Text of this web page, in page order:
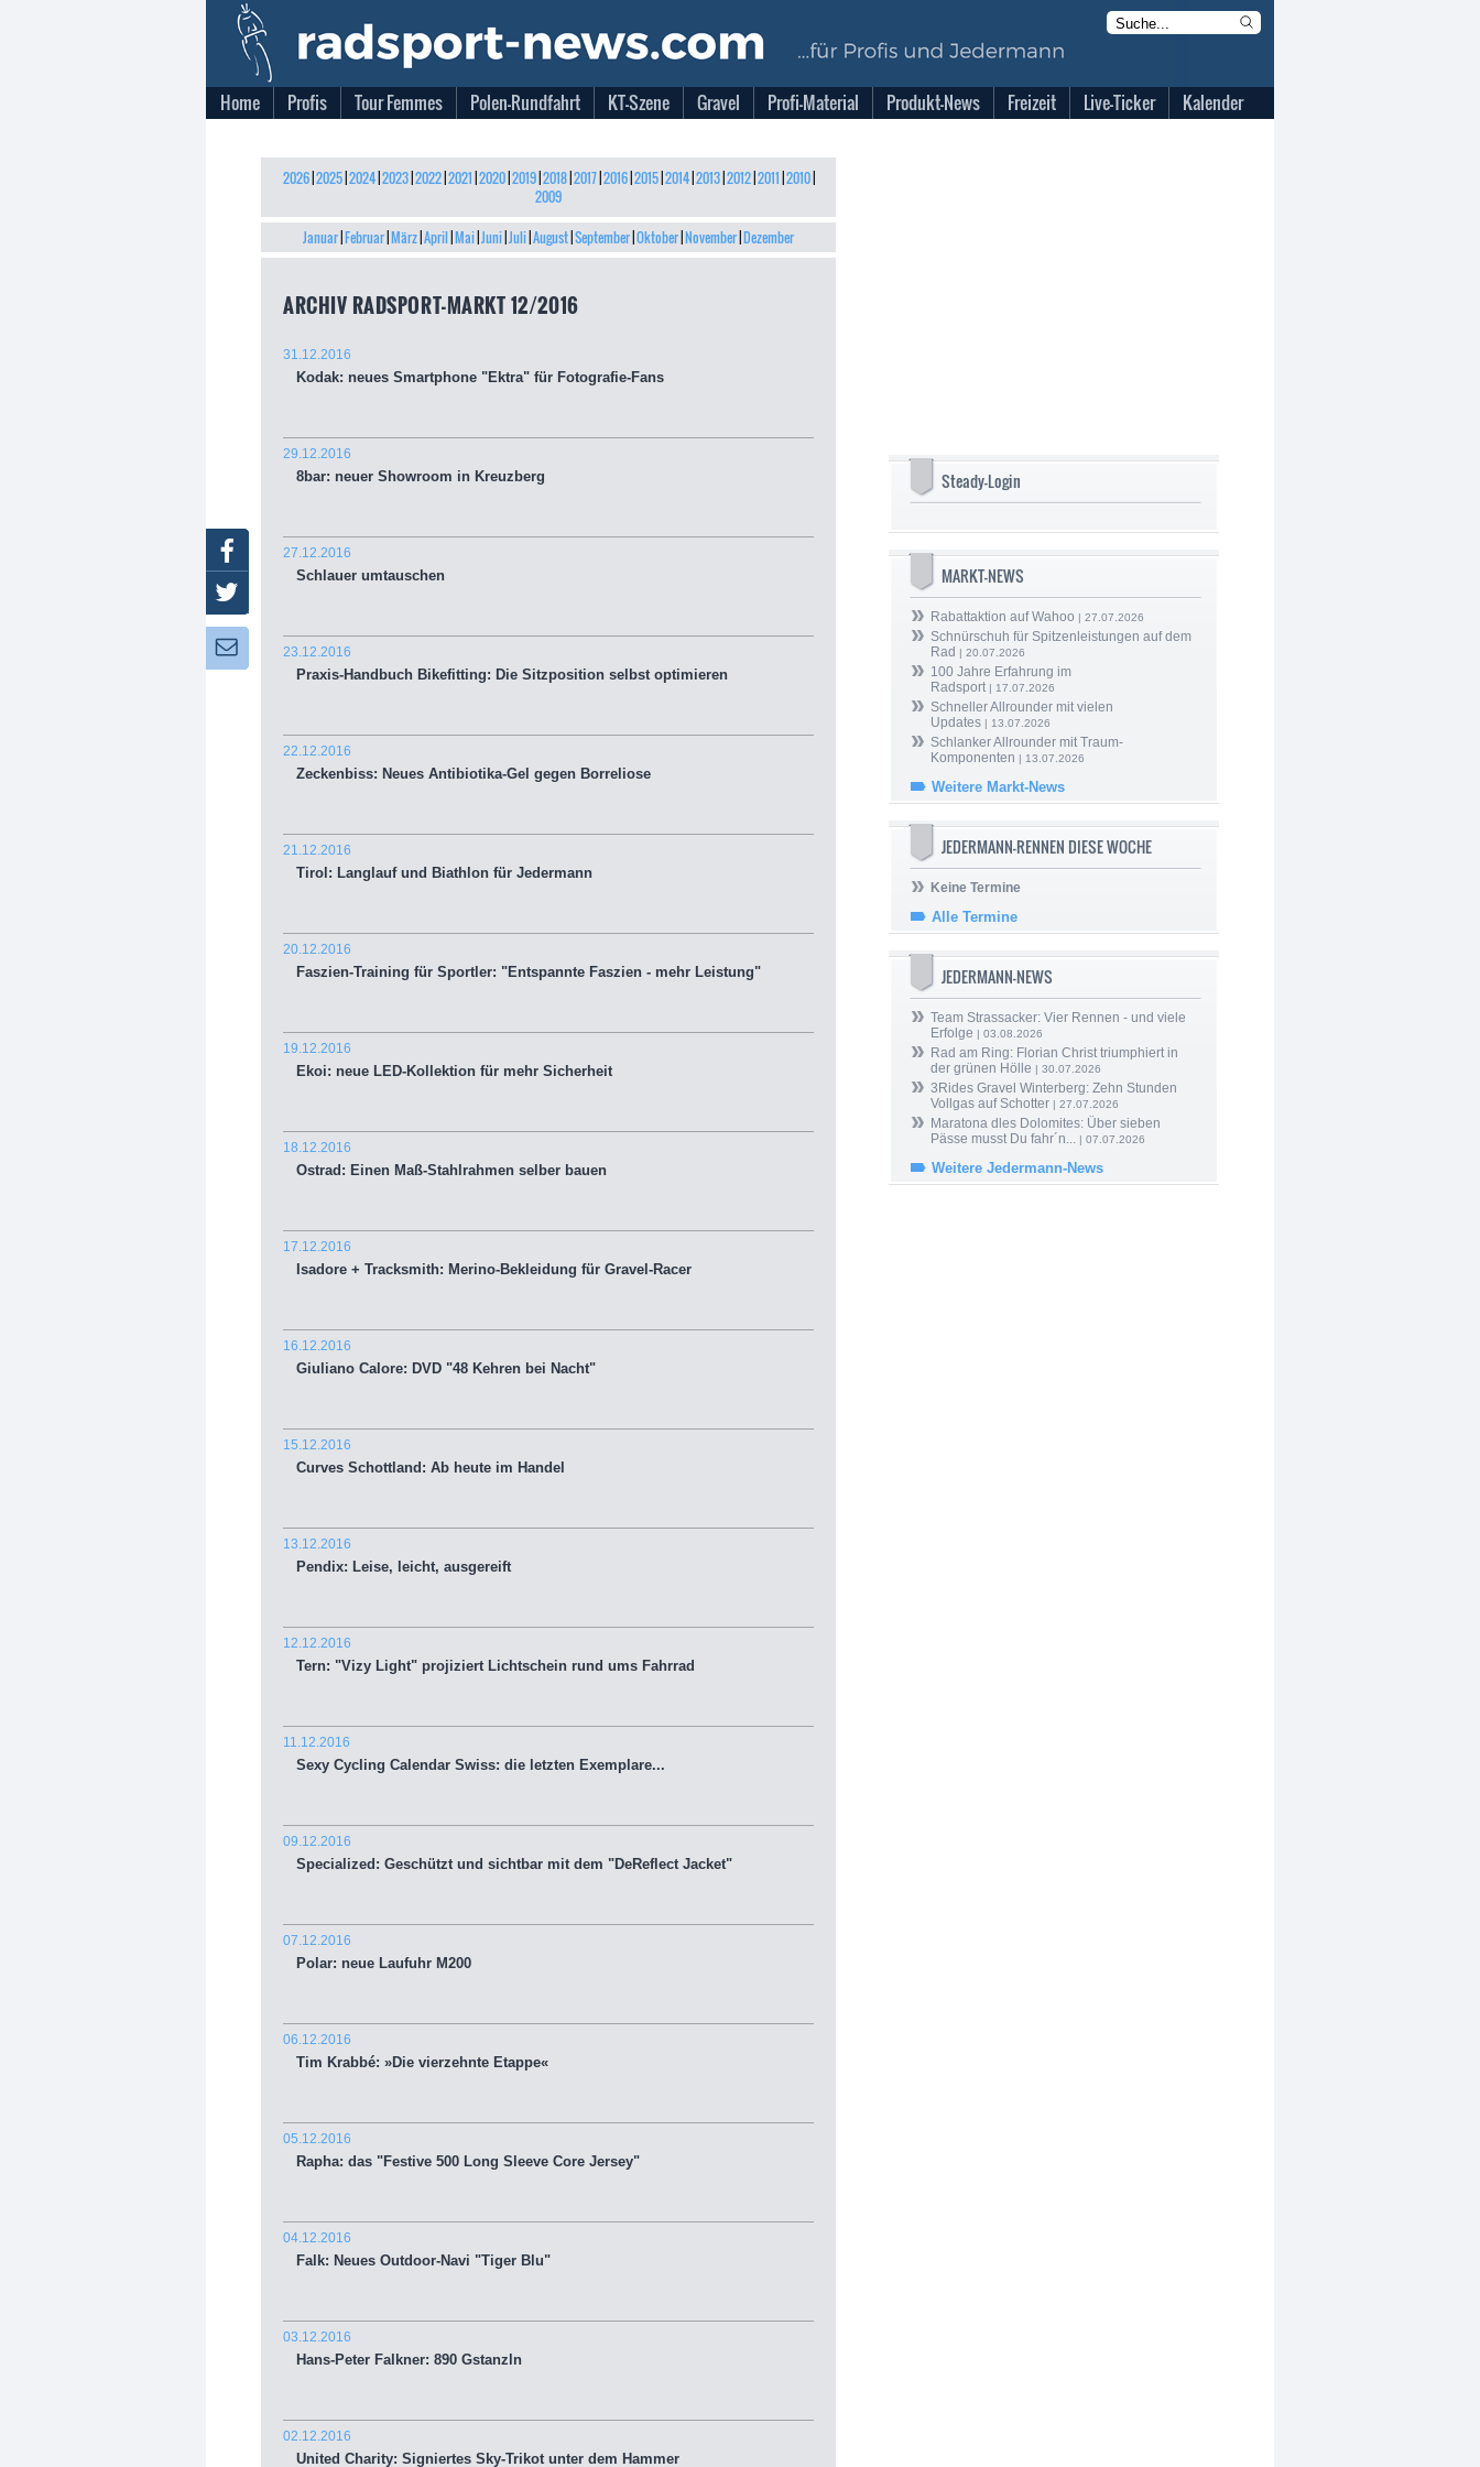
Home Profis Tour Femmes Polen-Rundfahrt KT-Szene Gravel Profi-Material Produkt-News Freizeit Live-Ticker Kalender
2026| 2025| 2024| 2023| 2022| 2021 2020| 2019| 2018| 2017| 2016| 2015| 2014| 2013| 2012| 2011 2010|
2009
Januar Februar März April Mai Juni Juli August September Oktober November Dezember
ARCHIV RADSPORT-MARKT 12/2016
31.12.2016
Kodak: neues Smartphone "Ektra" für Fotografie-Fans
29.12.2016
8bar: neuer Showroom in Kreuzberg
27.12.2016
Schlauer umtauschen
23.12.2016
Praxis-Handbuch Bikefitting: Die Sitzposition selbst optimieren
22.12.2016
Zeckenbiss: Neues Antibiotika-Gel gegen Borreliose
21.12.2016
Tirol: Langlauf und Biathlon für Jedermann
20.12.2016
Faszien-Training für Sportler: "Entspannte Faszien - mehr Leistung"
19.12.2016
Ekoi: neue LED-Kollektion für mehr Sicherheit
18.12.2016
Ostrad: Einen Maß-Stahlrahmen selber bauen
17.12.2016
Isadore + Tracksmith: Merino-Bekleidung für Gravel-Racer
16.12.2016
Giuliano Calore: DVD "48 Kehren bei Nacht"
15.12.2016
Curves Schottland: Ab heute im Handel
13.12.2016
Pendix: Leise, leicht, ausgereift
12.12.2016
Tern: "Vizy Light" projiziert Lichtschein rund ums Fahrrad
11.12.2016
Sexy Cycling Calendar Swiss: die letzten Exemplare...
09.12.2016
Specialized: Geschützt und sichtbar mit dem "DeReflect Jacket"
07.12.2016
Polar: neue Laufuhr M200
06.12.2016
Tim Krabbé: »Die vierzehnte Etappe«
05.12.2016
Rapha: das "Festive 500 Long Sleeve Core Jersey"
04.12.2016
Falk: Neues Outdoor-Navi "Tiger Blu"
03.12.2016
Hans-Peter Falkner: 890 Gstanzln
02.12.2016
United Charity: Signiertes Sky-Trikot unter dem Hammer
Steady-Login
MARKT-NEWS
Rabattaktion auf Wahoo | 27.07.2026
Schnürschuh für Spitzenleistungen auf dem
Rad | 20.07.2026
100 Jahre Erfahrung im
Radsport| 17.07.2026
Schneller Allrounder mit vielen
Updates | 13.07.2026
Schlanker Allrounder mit Traum-
Komponenten | 13.07.2026
Weitere Markt-News
JEDERMANN-RENNEN DIESE WOCHE
Keine Termine
Alle Termine
JEDERMANN-NEWS
Team Strassacker: Vier Rennen - und viele
Erfolge | 03.08.2026
Rad am Ring: Florian Christ triumphiert in
der grünen Hölle | 30.07.2026
3Rides Gravel Winterberg: Zehn Stunden
Vollgas auf Schotter | 27.07.2026
Maratona dles Dolomites: Über sieben
Pässe musst Du fahr´n... | 07.07.2026
Weitere Jedermann-News
Facebook
Newsletter: